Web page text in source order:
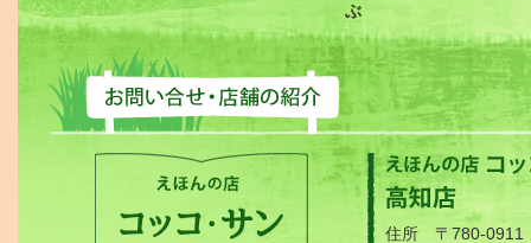
ぶ
絵本の店 コッコ・サン
住所 〒780-0911